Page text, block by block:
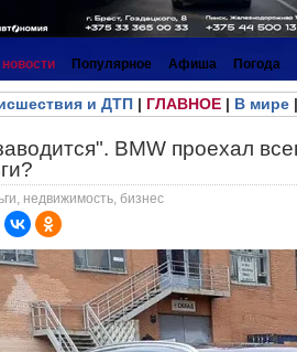
Популярное Афиша Погода
и ДТП| ГЛАВНОЕ| В мире|
BMW проехал
недвижимость, бизнес